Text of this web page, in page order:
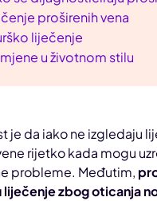
proširenih vena
liječenje
u životnom stilu
je da iako ne izgledaju
rijetko kada mogu
probleme. Međutim,
liječenje zbog oticanja